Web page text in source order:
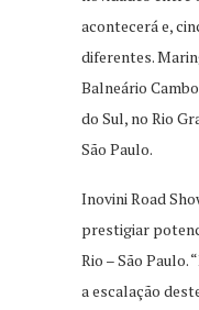
acontecerá e,
diferentes.
Balneário
do Sul, no Rio
São Paulo.
Inovini Road
prestigiar
Rio – São
a escalação